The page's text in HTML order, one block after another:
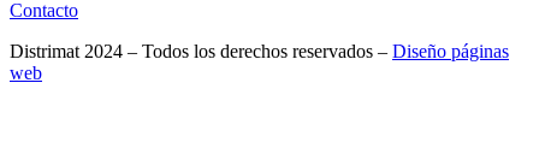
Contacto
Distrimat 2024 – Todos los derechos reservados – Diseño páginas
web